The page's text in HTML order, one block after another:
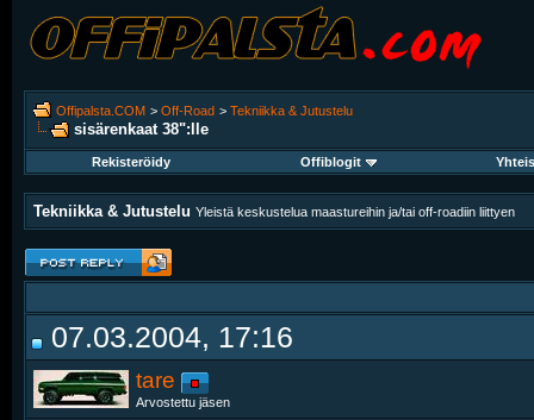
Offipalsta.COM > Off-Road > Tekniikka & Jutustelu
sisärenkaat 38":lle
Rekisteröidy Offiblogit
Tekniikka & Jutustelu Yleistä keskustelua maastureihin ja/tai off-roadiin liittyen
07.03.2004, 17:16
tare
Arvostettu jäsen